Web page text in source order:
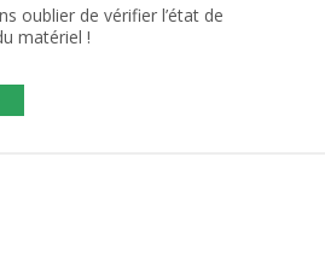
oublier de vérifier l’état de
matériel !